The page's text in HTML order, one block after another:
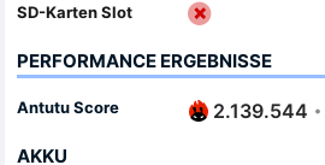
SD-Karten Slot
PERFORMANCE ERGEBNISSE
Antutu Score 2.139.544 •
AKKU